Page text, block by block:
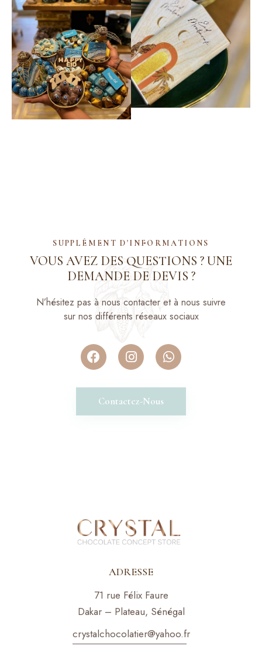
SUPPLÉMENT D'INFORMATIONS
VOUS AVEZ DES QUESTIONS ?UNE
DEMANDE DE DEVIS ?
N’hésitez pas à nous contacter et à nous suivre
sur nos différents réseaux sociaux
Contactez-Nous
ADRESSE
71 rue Félix Faure
Dakar – Plateau, Sénégal
crystalchocolatier@yahoo.fr